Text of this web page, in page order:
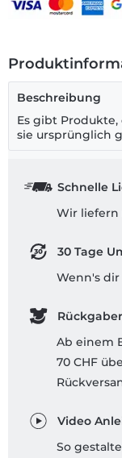
Beschreibung
Es gibt
sie ursprünglich
Schnelle
Wir liefern
30 Tage
Wenn's
Ab einem
70 CHF
Video
So